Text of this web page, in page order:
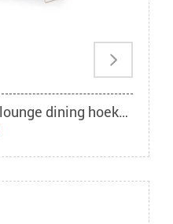
Tierra Outdoor Rivera lounge dining hoekset champagne